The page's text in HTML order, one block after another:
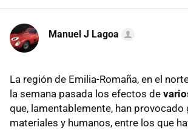
Manuel J Lagoa
La región de Emilia-Romaña, en el
la semana pasada los efectos de
que, lamentablemente, han provocado
materiales y humanos, entre los que